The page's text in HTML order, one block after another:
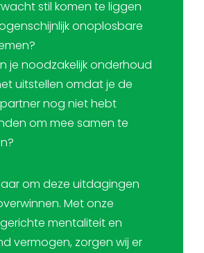
stil komen te liggen
onoplosbare
je noodzakelijk onderhoud
uitstellen omdat je de
nog niet hebt
om mee samen te
om deze uitdagingen
Met onze
mentaliteit en
vermogen, zorgen wij er